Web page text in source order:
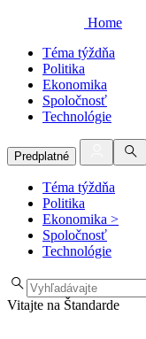
Home
Téma týždňa
Politika
Ekonomika
Spoločnosť
Technológie
Predplatné
Téma týždňa
Politika
Ekonomika >
Spoločnosť
Technológie
Vitajte na Štandarde